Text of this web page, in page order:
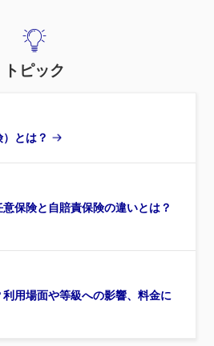
トピック
とは？
保険と自賠責保険の違いとは？
用場面や等級への影響、料金に